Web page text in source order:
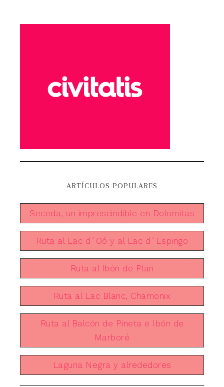
ARTÍCULOS POPULARES
Seceda, un imprescindible en Dolomitas
Ruta al Lac d´Oô y al Lac d´Espingo
Ruta al Ibón de Plan
Ruta al Lac Blanc, Chamonix
Ruta al Balcón de Pineta e Ibón de
Marboré
Laguna Negra y alrededores